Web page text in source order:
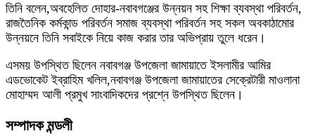
তিনি বলেন,অবহেলিত দোহার-নবাবগঞ্জের উন্নয়ন সহ শিক্ষা ব্যবস্থা পরিবর্তন,
রাজতৈনিক কর্মকান্ড পরিবর্তন সমাজ ব্যবস্থা পরিবর্তন সহ সকল অবকাঠামোর
উন্নয়নে তিনি সবাইকে নিয়ে কাজ করার তার অভিপ্রায় তুলে ধরেন।
এসময় উপস্থিত ছিলেন নবাবগঞ্জ উপজেলা জামায়াতে ইসলামীর আমির
এডভোকেট ইব্রাহিম খলিল,নবাবগঞ্জ উপজেলা জামায়াতের সেক্রেটারী মাওলানা
মোহাম্মদ আলী প্রমুখ সাংবাদিকদের প্রশ্নে উপস্থিত ছিলেন।
সম্পাদক মন্ডলী